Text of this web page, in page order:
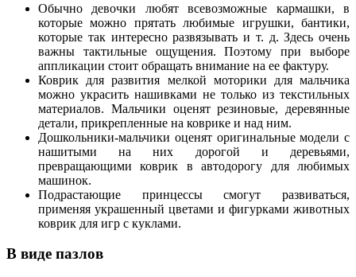
Обычно девочки любят всевозможные кармашки, в
которые можно прятать любимые игрушки, бантики,
которые так интересно развязывать и т. д. Здесь очень
важны тактильные ощущения. Поэтому при выборе
аппликации стоит обращать внимание на ее фактуру.
Коврик для развития мелкой моторики для мальчика
можно украсить нашивками не только из текстильных
материалов. Мальчики оценят резиновые, деревянные
детали, прикрепленные на коврике и над ним.
Дошкольники-мальчики оценят оригинальные модели с
нашитыми на них дорогой и деревьями,
превращающими коврик в автодорогу для любимых
машинок.
Подрастающие принцессы смогут развиваться,
применяя украшенный цветами и фигурками животных
коврик для игр с куклами.
В виде пазлов